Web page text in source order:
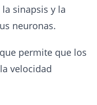
sinapsis y la
neuronas.
permite que los
velocidad